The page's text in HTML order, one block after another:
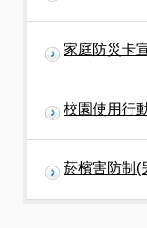
家庭防災卡
校園使用行
菸檳害防制(